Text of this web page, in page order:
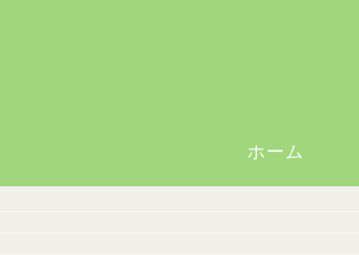
ホーム